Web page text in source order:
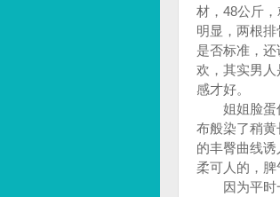
材，48公斤
明显，两根
是否标准，
欢，其实男
感才好。
姐姐脸蛋俊
布般染了稍
的丰臀曲线
柔可人的，脾
因为平时一